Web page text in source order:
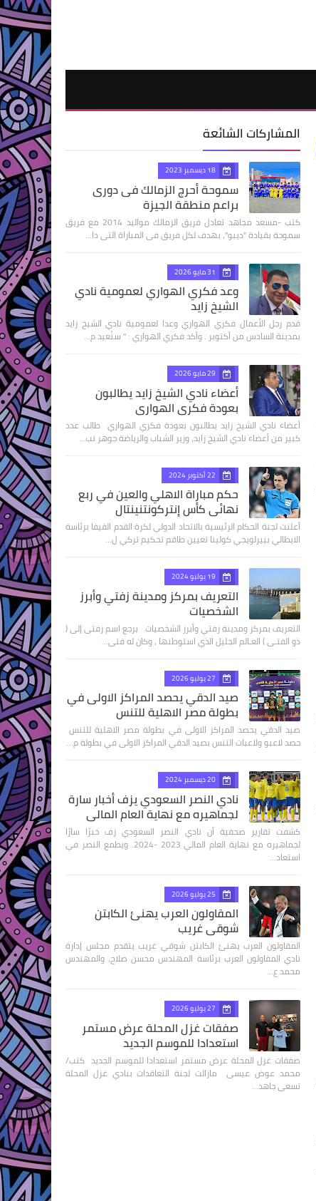
المشاركات الشائعة
18 ديسمبر 2023
سموحة أحرج الزمالك فى دورى
براعم منطقة الجيزة
كتب -مسعد مجاهد تعادل فريق الزمالك مواليد 2014 مع فريق
سموحة بقيادة "ديبو"، بهدف لكل فريق فى المباراة التى دا…
31 مايو 2026
وعد فكري الهواري لعمومية نادي
الشيخ زايد
قدم رجل الأعمال فكري الهواري وعدا لعمومية نادي الشيخ زايد
بمدينة السادس من أكتوبر . وأكد فكري الهواري : " سنُعيد م…
29 مايو 2026
أعضاء نادي الشيخ زايد يطالبون
بعودة فكري الهواري
أعضاء نادي الشيخ زايد يطالبون بعودة فكري الهواري طالب عدد
كبير من أعضاء نادي الشيخ زايد، وزير الشباب والرياضة جوهر نب…
22 أكتوبر 2024
حكم مباراة الاهلي والعين في ربع
نهائى كأس إنتركونتنينتال
أعلنت لجنة الحكام الرئيسية بالاتحاد الدولي لكرة القدم الفيفا برئاسة
الايطالي بييرلويجي كولينا تعيين طاقم تحكيم تركي ل…
19 يوليو 2024
التعريف بمركز ومدينة زفتي وأبرز
الشخصيات
التعريف بمركز ومدينة زفتي وأبرز الشخصيات يرجع اسم زفتى إلى (
ذو الفتـى ) العـالم الجليل الذي استوطنها ، وكان له فتى…
27 يوليو 2026
صيد الدقي يحصد المراكز الاولى في
بطولة مصر الاهلية للتنس
صيد الدقي يحصد المراكز الاولى في بطولة مصر الاهلية للتنس
حصد لاعبو ولاعبات التنس بصيد الدقي المراكز الاولى في بطولة م…
20 ديسمبر 2024
نادي النصر السعودي يزف أخبار سارة
لجماهيره مع نهاية العام المالي
كشفت تقارير صحفية أن نادي النصر السعودي زف خبرًا سارًا
لجماهيره مع نهاية العام المالي 2023 -2024. ويطمع النصر في
استعاد…
25 يوليو 2026
المقاولون العرب يهنئ الكابتن
شوقي غريب
المقاولون العرب يهنئ الكابتن شوقي غريب يتقدم مجلس إدارة
نادي المقاولون العرب برئاسة المهندس محسن صلاح، والمهندس
محمد ع…
27 يوليو 2026
صفقات غزل المحلة عرض مستمر
استعدادا للموسم الجديد
صفقات غزل المحلة عرض مستمر استعدادا للموسم الجديد كتب/
محمد عوض عيسى مازالت لجنة التعاقدات بنادي غزل المحلة
تسعى جاهد…